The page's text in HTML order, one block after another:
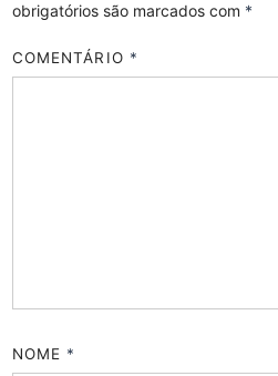
obrigatórios são marcados com *
COMENTÁRIO *
NOME *